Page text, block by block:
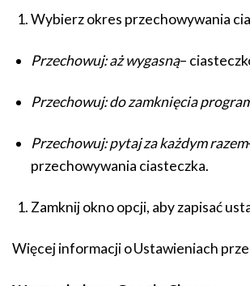
Wybierz okres przechowywania
Przechowuj: aż wygasną–
Przechowuj: do zamknięcia
Przechowuj: pytaj za każdym razem
przechowywania ciasteczka.
Zamknij okno opcji, aby zapisać
Więcej informacji o Ustawieniach